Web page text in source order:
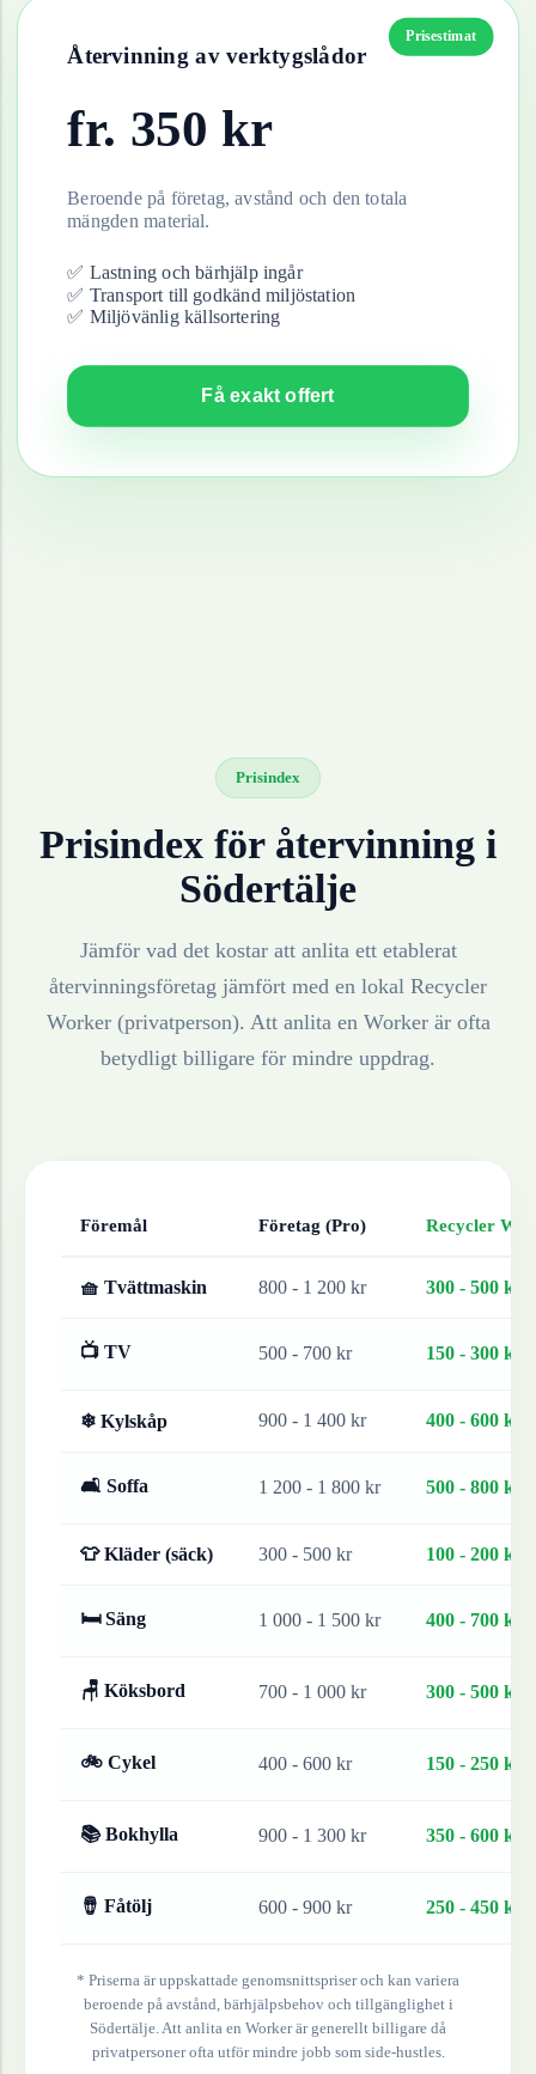
Prisestimat
Återvinning av verktygslådor
fr. 350 kr
Beroende på företag, avstånd och den totala
mängden material.
✅ Lastning och bärhjälp ingår
✅ Transport till godkänd miljöstation
✅ Miljövänlig källsortering
Få exakt offert
Prisindex
Prisindex för återvinning i
Södertälje
Jämför vad det kostar att anlita ett etablerat
återvinningsföretag jämfört med en lokal Recycler
Worker (privatperson). Att anlita en Worker är ofta
betydligt billigare för mindre uppdrag.
Föremål Företag (Pro) Recycler
🧺 Tvättmaskin 800 - 1 200 kr 300 - 500 kr
📺 TV 500 - 700 kr 150 - 300 kr
❄ Kylskåp 900 - 1 400 kr 400 - 600 kr
🛋 Soffa 1 200 - 1 800 kr 500 - 800 kr
👕 Kläder (säck) 300 - 500 kr 100 - 200 kr
🛏 Säng 1 000 - 1 500 kr 400 - 700 kr
🪑 Köksbord 700 - 1 000 kr 300 - 500 kr
🚲 Cykel 400 - 600 kr 150 - 250 kr
📚 Bokhylla 900 - 1 300 kr 350 - 600 kr
🪘 Fåtölj 600 - 900 kr 250 - 450 kr
* Priserna är uppskattade genomsnittspriser och kan variera
beroende på avstånd, bärhjälpsbehov och tillgänglighet i
Södertälje. Att anlita en Worker är generellt billigare då
privatpersoner ofta utför mindre jobb som side-hustles.